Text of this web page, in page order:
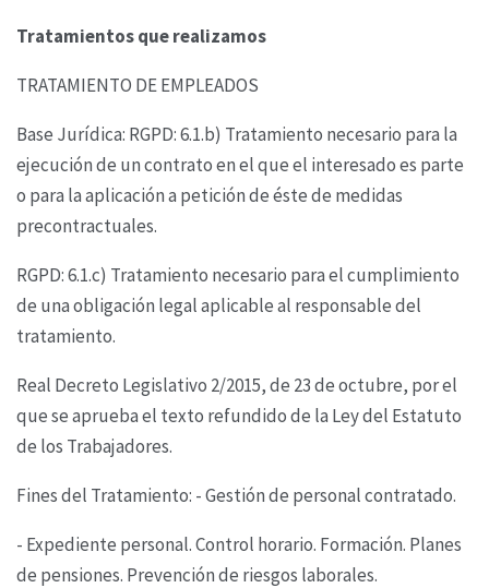
Tratamientos que realizamos
TRATAMIENTO DE EMPLEADOS
Base Jurídica: RGPD: 6.1.b) Tratamiento necesario para la
ejecución de un contrato en el que el interesado es parte
o para la aplicación a petición de éste de medidas
precontractuales.
RGPD: 6.1.c) Tratamiento necesario para el cumplimiento
de una obligación legal aplicable al responsable del
tratamiento.
Real Decreto Legislativo 2/2015, de 23 de octubre, por el
que se aprueba el texto refundido de la Ley del Estatuto
de los Trabajadores.
Fines del Tratamiento: - Gestión de personal contratado.
- Expediente personal. Control horario. Formación. Planes
de pensiones. Prevención de riesgos laborales.